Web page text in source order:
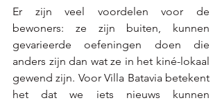
Er zijn veel voordelen voor de
bewoners: ze zijn buiten, kunnen
gevarieerde oefeningen doen die
anders zijn dan wat ze in het kiné-lokaal
gewend zijn. Voor Villa Batavia betekent
het dat we iets nieuws kunnen